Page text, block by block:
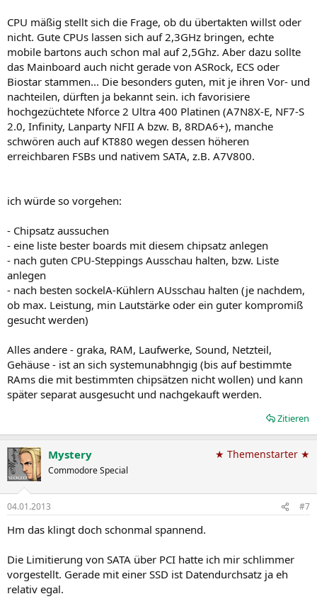
CPU mäßig stellt sich die Frage, ob du übertakten willst oder
nicht. Gute CPUs lassen sich auf 2,3GHz bringen, echte
mobile bartons auch schon mal auf 2,5Ghz. Aber dazu sollte
das Mainboard auch nicht gerade von ASRock, ECS oder
Biostar stammen... Die besonders guten, mit je ihren Vor- und
nachteilen, dürften ja bekannt sein. ich favorisiere
hochgezüchtete Nforce 2 Ultra 400 Platinen (A7N8X-E, NF7-S
2.0, Infinity, Lanparty NFII A bzw. B, 8RDA6+), manche
schwören auch auf KT880 wegen dessen höheren
erreichbaren FSBs und nativem SATA, z.B. A7V800.
ich würde so vorgehen:
- Chipsatz aussuchen
- eine liste bester boards mit diesem chipsatz anlegen
- nach guten CPU-Steppings Ausschau halten, bzw. Liste
anlegen
- nach besten sockelA-Kühlern AUsschau halten (je nachdem,
ob max. Leistung, min Lautstärke oder ein guter kompromiß
gesucht werden)
Alles andere - graka, RAM, Laufwerke, Sound, Netzteil,
Gehäuse - ist an sich systemunabhngig (bis auf bestimmte
RAms die mit bestimmten chipsätzen nicht wollen) und kann
später separat ausgesucht und nachgekauft werden.
Zitieren
Mystery
Commodore Special
★ Themenstarter ★
04.01.2013 #7
Hm das klingt doch schonmal spannend.
Die Limitierung von SATA über PCI hatte ich mir schlimmer
vorgestellt. Gerade mit einer SSD ist Datendurchsatz ja eh
relativ egal.